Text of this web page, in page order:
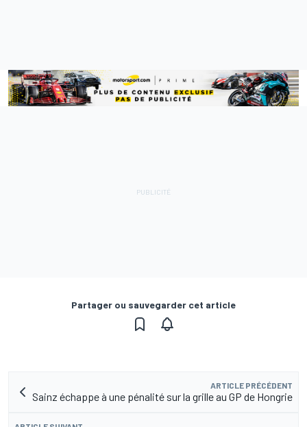
Partager ou sauvegarder cet article
ARTICLE PRÉCÉDENT
Sainz échappe à une pénalité sur la grille au GP de Hongrie